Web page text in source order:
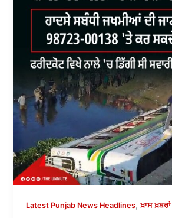
Latest Punjab News Headlines,ਖ਼ਾਸ ਖ਼ਬਰਾਂ